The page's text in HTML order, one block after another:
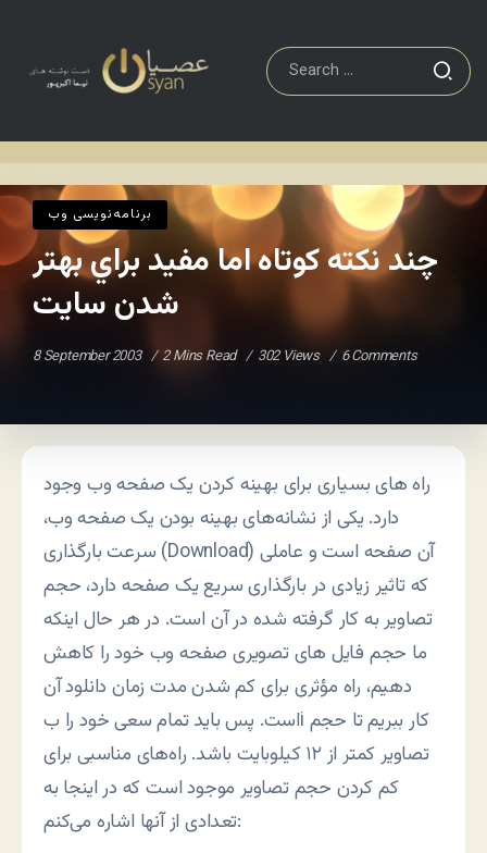
برنامه‌نويسی وب
چند نکته کوتاه اما مفيد براي بهتر
شدن سايت
8 September 2003 2 Mins Read 302 Views 6 Comments
راه های بسیاری برای بهینه کردن یک صفحه وب وجود
دارد. یکی از نشانه‌های بهینه بودن یک صفحه وب،
سرعت بارگذاری (Download) آن صفحه است و عاملی
که تاثیر زیادی در بارگذاری سریع یک صفحه دارد، حجم
تصاویر به کار گرفته شده در آن است. در هر حال اینکه
ما حجم فایل های تصویری صفحه وب خود را کاهش
دهیم، راه مؤثری برای کم شدن مدت زمان دانلود آن
است. پس باید تمام سعی خود را بi کار ببریم تا حجم
تصاویر کمتر از ۱۲ کیلوبایت باشد. راه‌های مناسبی برای
کم کردن حجم تصاویر موجود است که در اینجا به
تعدادی از آنها اشاره می‌کنم: